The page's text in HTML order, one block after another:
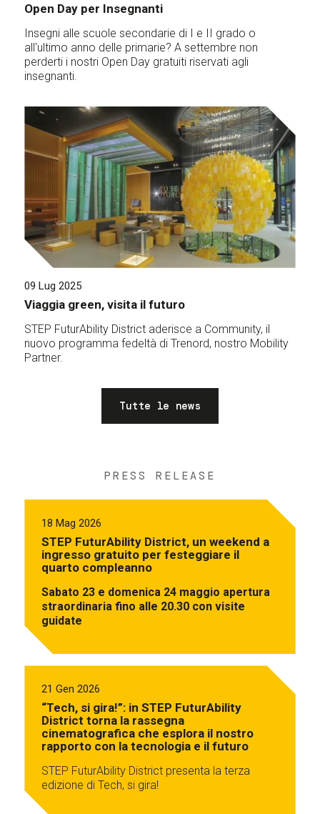
Open Day per Insegnanti
Insegni alle scuole secondarie di I e II grado o
all'ultimo anno delle primarie? A settembre non
perderti i nostri Open Day gratuiti riservati agli
insegnanti.
09 Lug 2025
Viaggia green, visita il futuro
STEP FuturAbility District aderisce a Community, il
nuovo programma fedeltà di Trenord, nostro Mobility
Partner.
Tutte le news
PRESS RELEASE
18 Mag 2026
STEP FuturAbility District, un weekend a
ingresso gratuito per festeggiare il
quarto compleanno
Sabato 23 e domenica 24 maggio apertura
straordinaria fino alle 20.30 con visite
guidate
21 Gen 2026
“Tech, si gira!”: in STEP FuturAbility
District torna la rassegna
cinematografica che esplora il nostro
rapporto con la tecnologia e il futuro
STEP FuturAbility District presenta la terza
edizione di Tech, si gira!